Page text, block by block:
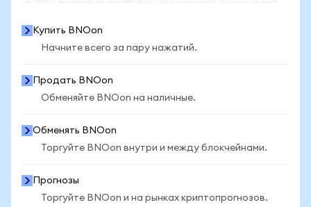
Купить BNOon
Начните всего за пару нажатий.
Продать BNOon
Обменяйте BNOon на наличные.
Обменять BNOon
Торгуйте BNOon внутри и между блокчейнами.
Прогнозы
Торгуйте BNOon и на рынках криптопрогнозов.